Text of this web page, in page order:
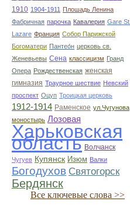
1910 1904-1911 Плошадь Ленина
Фабричная парочка Кавалерия Gare St.
Lazare Франция Собор Парижской
Богоматери Пантео́н церковь св.
Женевьевы Сена классицизм Гранд
Опера Рождественская женская
гимназия Траурное шествие Невский
проспект Оцуп Троицкая церковь
1912-1914 Раменское ул.Чугунова
моностырь Лозовая
Харьковская
область Волчанск
Чугуев Купянск Изюм Валки
Богодухов Святогорск
Бердянск
Все ключевые слова >>